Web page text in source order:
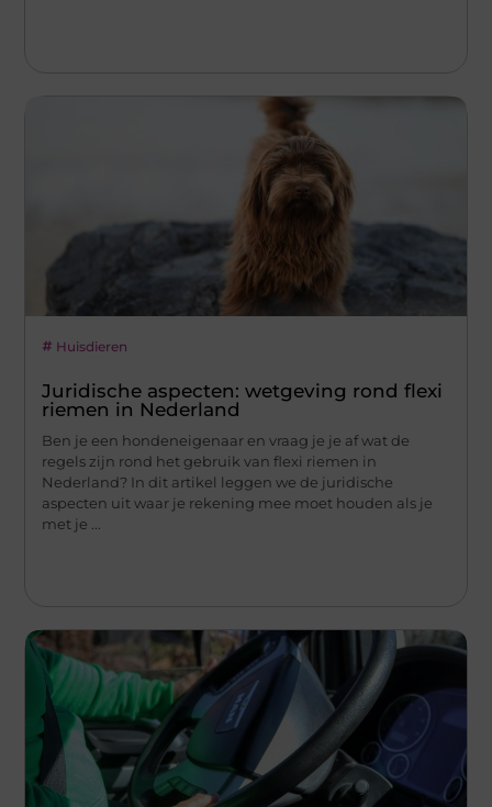
Huisdieren
Juridische aspecten: wetgeving rond flexi
riemen in Nederland
Ben je een hondeneigenaar en vraag je je af wat de
regels zijn rond het gebruik van flexi riemen in
Nederland? In dit artikel leggen we de juridische
aspecten uit waar je rekening mee moet houden als je
met je ...